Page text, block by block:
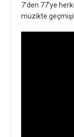
7’den 77’ye
müzikte